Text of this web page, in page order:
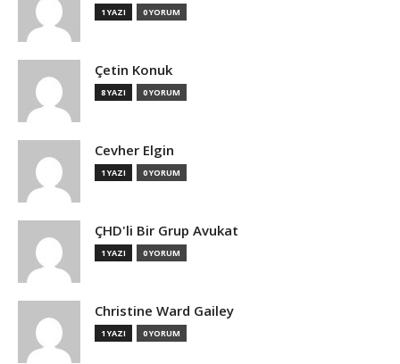
1 YAZI 0 YORUM
Çetin Konuk
8 YAZI 0 YORUM
Cevher Elgin
1 YAZI 0 YORUM
ÇHD'li Bir Grup Avukat
1 YAZI 0 YORUM
Christine Ward Gailey
1 YAZI 0 YORUM